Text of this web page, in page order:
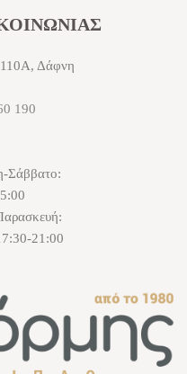
Δάφνη
190
Σάββατο:
21:00